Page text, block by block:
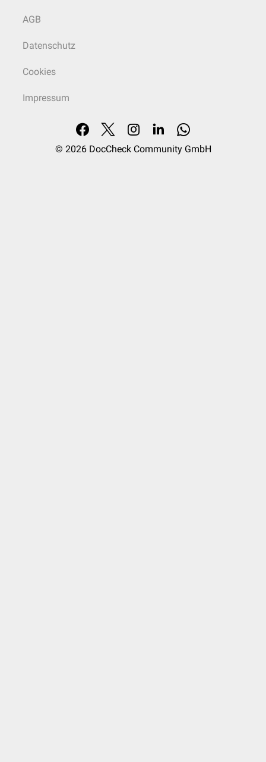
AGB
Datenschutz
Cookies
Impressum
© 2026 DocCheck Community GmbH